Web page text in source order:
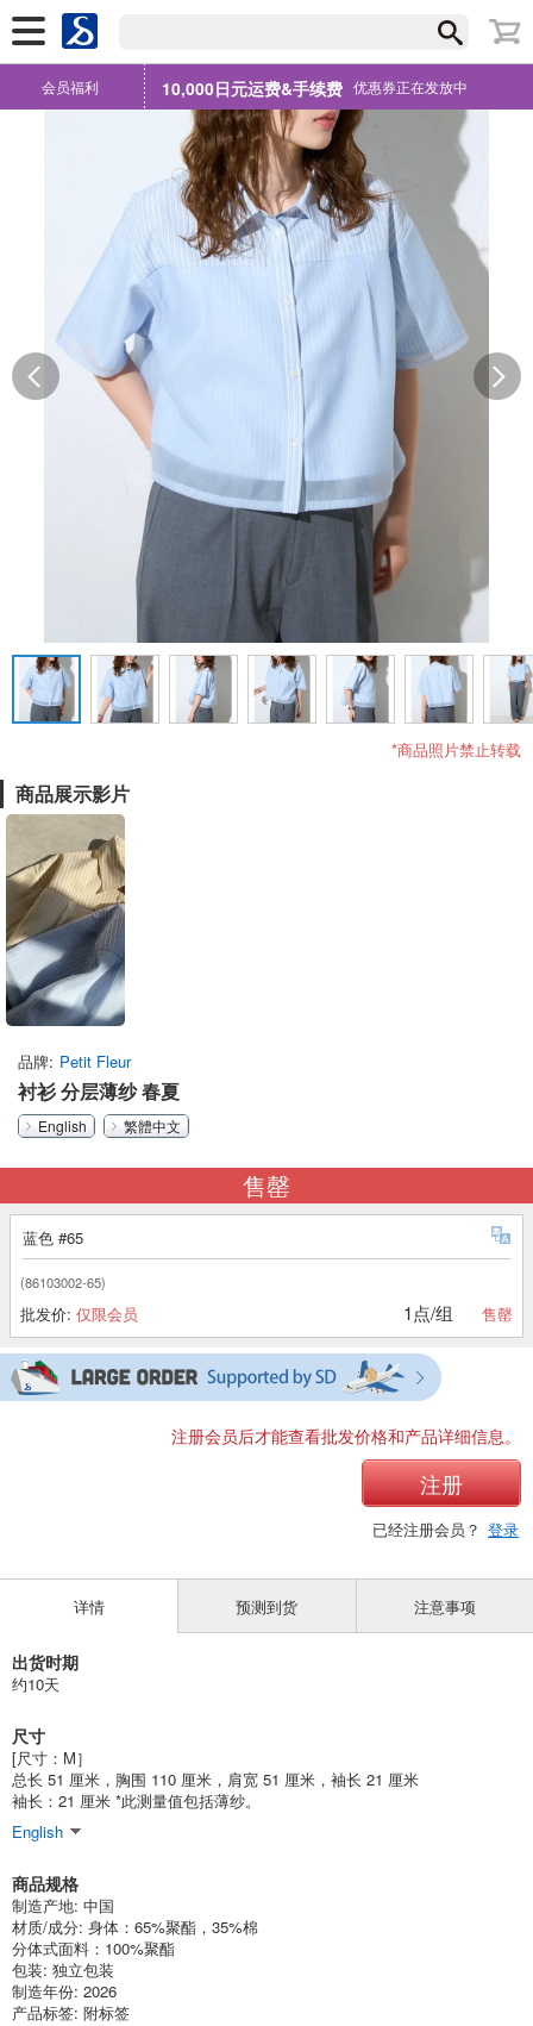
会员福利 10,000日元运费&手续费 优惠券正在发放中
*商品照片禁止转载
商品展示影片
品牌 Petit Fleur
衬衫 分层薄纱 春夏
English 繁體中文
售罄
蓝色 #65
(86103002-65)
批发价: 仅限会员 1点/组 售罄
注册会员后才能查看批发价格和产品详细信息。
注册
已经注册会员？ 登录
详情
出货时期
约10天
尺寸
[尺寸：M］
总长 51 厘米，胸围 110 厘米，肩宽 51 厘米，袖长 21 厘米
袖长：21 厘米 *此测量值包括薄纱。
English
商品规格
制造产地: 中国
材质/成分: 身体：65%聚酯，35%棉
分体式面料：100%聚酯
包装: 独立包装
制造年份: 2026
产品标签: 附标签
预测到货 注意事项